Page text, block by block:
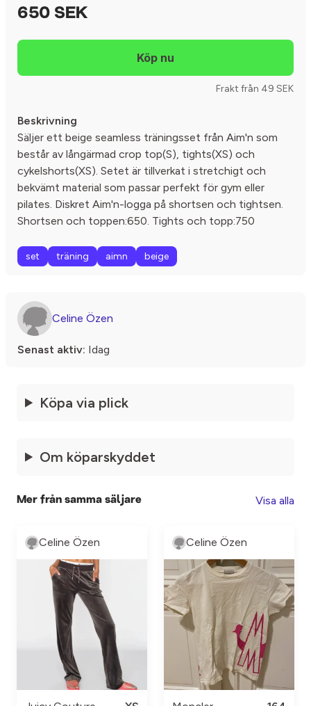
650 SEK
Frakt från 49 SEK
Beskrivning
Säljer ett beige seamless träningsset från Aim'n som
består av långärmad crop top(S), tights(XS) och
cykelshorts(XS). Setet är tillverkat i stretchigt och
bekvämt material som passar perfekt för gym eller
pilates. Diskret Aim'n-logga på shortsen och tightsen.
Shortsen och toppen:650. Tights och topp:750
set träning aimn beige
Celine Özen
Senast aktiv: Idag
Köpa via plick
Om köparskyddet
Mer från samma säljare Visa alla
Celine Özen Celine Özen